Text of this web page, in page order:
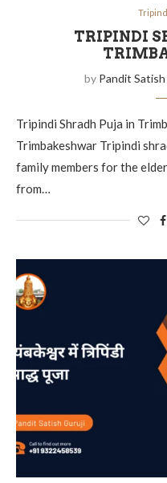
TRIPINDI
by Pandit
Tripindi Shradh Puja in
Trimbakeshwar Tripindi
family members for the
from…